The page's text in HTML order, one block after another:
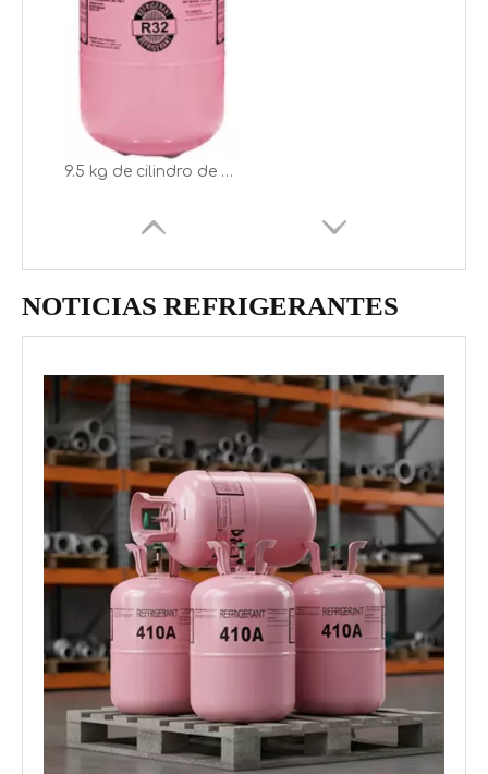
9.5 kg de cilindro de alta pureza Nuevo tipo R32 refrigerante
NOTICIAS REFRIGERANTES